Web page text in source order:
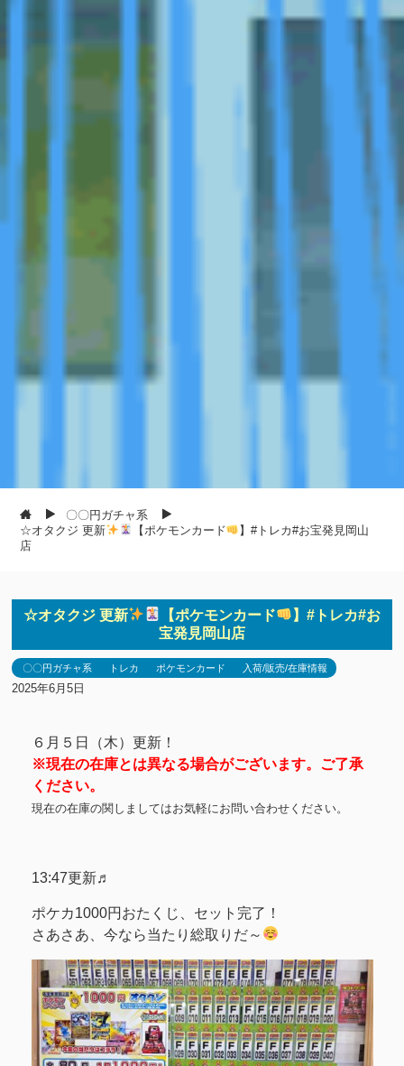
〇〇円ガチャ系
☆オタクジ 更新
【ポケモンカード
】#トレカ#お宝発見岡山
店
☆オタクジ 更新 【ポケモンカード
】#トレカ#お
宝発見岡山店
〇〇円ガチャ系 トレカ ポケモンカード 入荷/販売/在庫情報
2025年6月5日
６月５日（木）更新！
※現在の在庫とは異なる場合がございます。ご了承
ください。
現在の在庫の関しましてはお気軽にお問い合わせください。
13:47更新♬
ポケカ1000円おたくじ、セット完了！
さあさあ、今なら当たり総取りだ～